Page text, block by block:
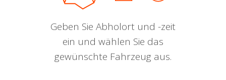
Geben Sie Abholort und -zeit
ein und wählen Sie das
gewünschte Fahrzeug aus.